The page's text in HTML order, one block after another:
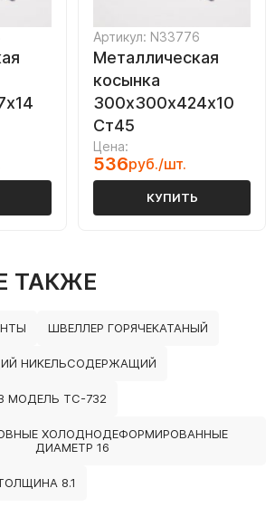
Артикул: N33776
Металлическая
косынка
300х300х424х10
Ст45
Цена:
536руб./шт.
КУПИТЬ
ТАКЖЕ
ШВЕЛЛЕР ГОРЯЧЕКАТАНЫЙ
НИКЕЛЬСОДЕРЖАЩИЙ
МОДЕЛЬ ТС-732
ХОЛОДНОДЕФОРМИРОВАННЫЕ
ДИАМЕТР 16
8.1